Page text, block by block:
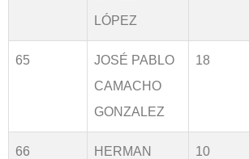
LÓPEZ
65
JOSÉ PABLO
CAMACHO
GONZALEZ
18
66
HERMAN
10